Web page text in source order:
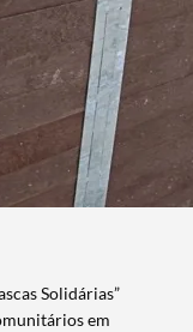
Solidárias”
em